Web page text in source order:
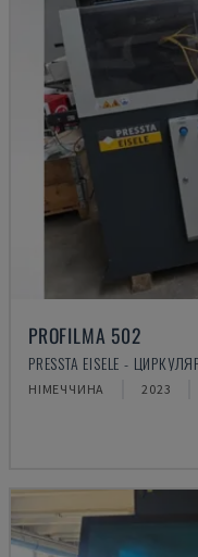
PROFILMA 502
PRESSTA EISELE -
НІМЕЧЧИНА 2023